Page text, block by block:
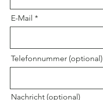
E-Mail
Telefonnummer (optional)
Nachricht (optional)